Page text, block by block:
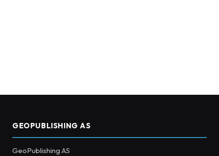
GEOPUBLISHING AS
GeoPublishing AS